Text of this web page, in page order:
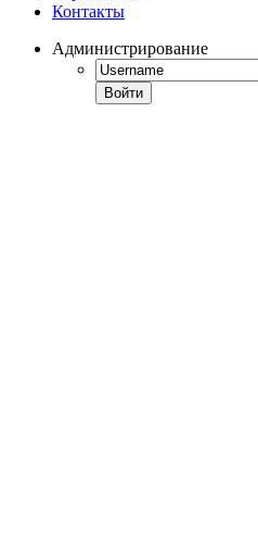
Контакты
Администрирование
Войти